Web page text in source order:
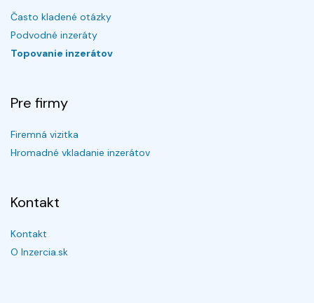
Často kladené otázky
Podvodné inzeráty
Topovanie inzerátov
Pre firmy
Firemná vizitka
Hromadné vkladanie inzerátov
Kontakt
Kontakt
O Inzercia.sk